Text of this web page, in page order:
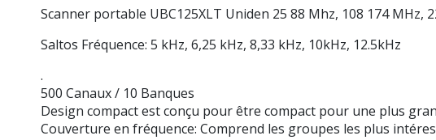
Scanner portable UBC125XLT Uniden 25 88 Mhz, 108 174 MHz,
Saltos Fréquence: 5 kHz, 6,25 kHz, 8,33 kHz, 10kHz, 12.5kHz
.
500 Canaux / 10 Banques
Design compact est conçu pour être compact pour une plus
Couverture en fréquence: Comprend les groupes les plus